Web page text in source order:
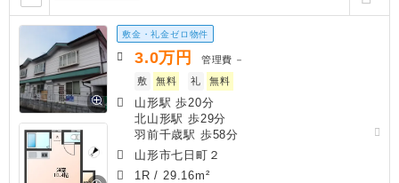
敷金・礼金ゼロ物件
3.0万円 管理費 －
敷
無料 礼 無料
山形駅 歩20分
北山形駅 歩29分
羽前千歳駅 歩58分
山形市七日町２
1R / 29.16m²